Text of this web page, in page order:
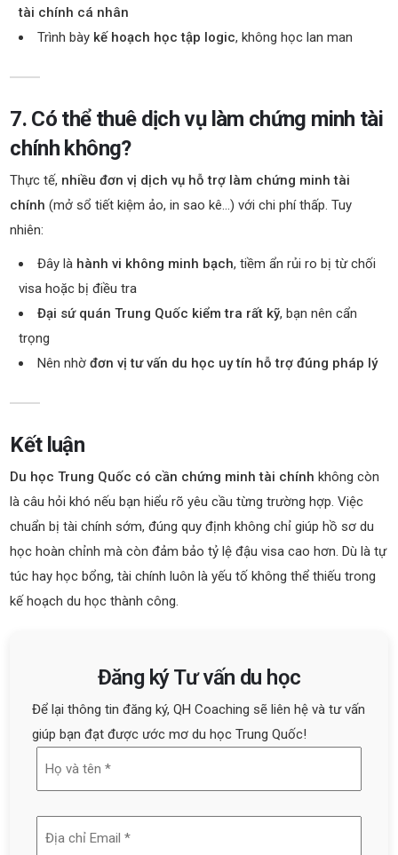
tài chính cá nhân
Trình bày kế hoạch học tập logic, không học lan man
7. Có thể thuê dịch vụ làm chứng minh tài
chính không?
Thực tế, nhiều đơn vị dịch vụ hỗ trợ làm chứng minh tài
chính (mở sổ tiết kiệm ảo, in sao kê…) với chi phí thấp. Tuy
nhiên:
Đây là hành vi không minh bạch, tiềm ẩn rủi ro bị từ chối
visa hoặc bị điều tra
Đại sứ quán Trung Quốc kiểm tra rất kỹ, bạn nên cẩn
trọng
Nên nhờđơn vị tư vấn du học uy tín hỗ trợ đúng pháp lý
Kết luận
Du học Trung Quốc có cần chứng minh tài chính không còn
là câu hỏi khó nếu bạn hiểu rõ yêu cầu từng trường hợp. Việc
chuẩn bị tài chính sớm, đúng quy định không chỉ giúp hồ sơ du
học hoàn chỉnh mà còn đảm bảo tỷ lệ đậu visa cao hơn. Dù là tự
túc hay học bổng, tài chính luôn là yếu tố không thể thiếu trong
kế hoạch du học thành công.
Đăng ký Tư vấn du học
Để lại thông tin đăng ký, QH Coaching sẽ liên hệ và tư vấn
giúp bạn đạt được ước mơ du học Trung Quốc!
tên
(Required)